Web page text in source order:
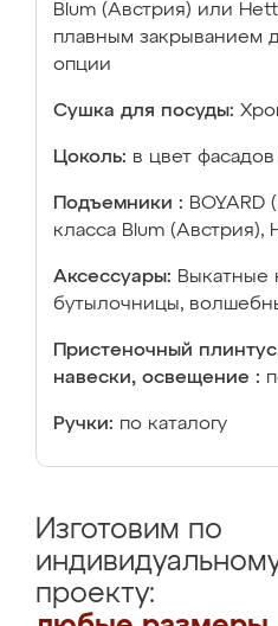
Blum (Австрия) или
плавным закрыванием
опции
Сушка для посуды:
Цоколь: в цвет
Подъемники :
класса Blum (Австрия),
Аксессуары: Выкатные
бутылочницы,
Пристеночный
навески, освещение :
Ручки: по каталогу
Изготовим по
проекту: